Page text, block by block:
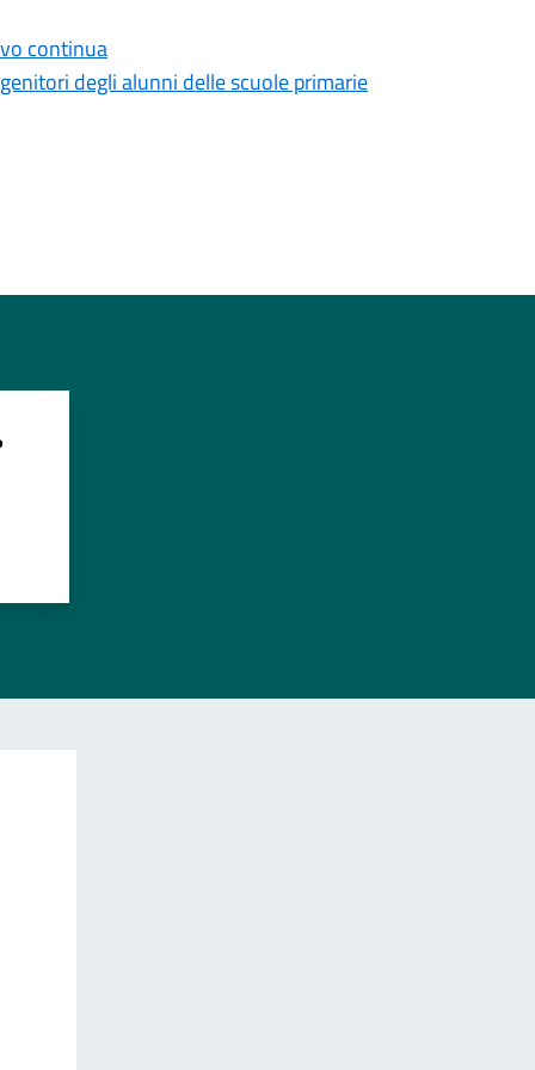
continua
degli alunni delle scuole primarie